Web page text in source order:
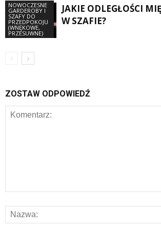
NOWOCZESNE
GARDEROBY I
SZAFY DO
PRZEDPOKOJU
(WNĘKOWE,
PRZESUWNE)
JAKIE ODLEGŁOŚCI
W SZAFIE?
ZOSTAW ODPOWIEDŹ